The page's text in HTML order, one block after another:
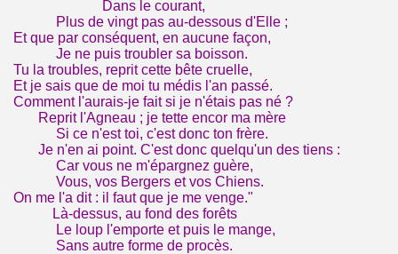
Dans le courant,
Plus de vingt pas au-dessous d'Elle ;
Et que par conséquent, en aucune façon,
Je ne puis troubler sa boisson.
Tu la troubles, reprit cette bête cruelle,
Et je sais que de moi tu médis l'an passé.
Comment l'aurais-je fait si je n'étais pas né ?
Reprit l'Agneau ; je tette encor ma mère
Si ce n'est toi, c'est donc ton frère.
Je n'en ai point. C'est donc quelqu'un des tiens :
Car vous ne m'épargnez guère,
Vous, vos Bergers et vos Chiens.
On me l'a dit : il faut que je me venge."
Là-dessus, au fond des forêts
Le loup l'emporte et puis le mange,
Sans autre forme de procès.